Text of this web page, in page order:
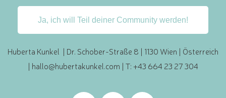
Ja, ich will Teil deiner Community werden!
Huberta Kunkel | Dr. Schober-Straße 8 | 1130 Wien | Österreich
| hallo@hubertakunkel.com | T: +43 664 23 27 304